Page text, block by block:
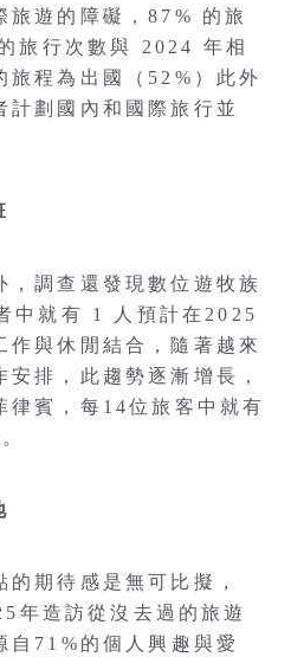
旅遊的障礙，87% 的旅
旅行次數與 2024 年相
旅程為出國（52%）此外
計劃國內和國際旅行並
，調查還發現數位遊牧族
中就有 1 人預計在2025
作與休閒結合，隨著越來
排，此趨勢逐漸增長，
律賓，每14位旅客中就有
期待感是無可比擬，
年造訪從沒去過的旅遊
自71%的個人興趣與愛